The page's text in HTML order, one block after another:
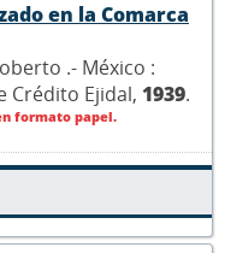
en la Comarca
.- México :
Crédito Ejidal, 1939.
formato papel.